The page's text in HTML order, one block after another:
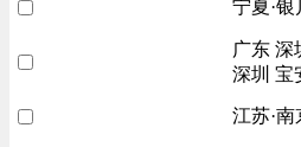
宁夏·银
广东 深
深圳 宝
江苏·南